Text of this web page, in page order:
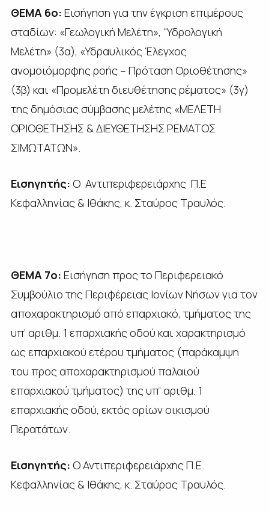
ΘΕΜΑ 6ο: Εισήγηση για την έγκριση επιμέρους
σταδίων: «Γεωλογική Μελέτη», “Υδρολογική
Μελέτη» (3α), «Υδραυλικός Έλεγχος
ανομοιόμορφης ροής – Πρόταση Οριοθέτησης»
(3β) και «Προμελέτη διευθέτησης ρέματος» (3γ)
της δημόσιας σύμβασης μελέτης «ΜΕΛΕΤΗ
ΟΡΙΟΘΕΤΗΣΗΣ & ΔΙΕΥΘΕΤΗΣΗΣ ΡΕΜΑΤΟΣ
ΣΙΜΩΤΑΤΩΝ».
Εισηγητής: Ο Αντιπεριφερειάρχης Π.Ε
Κεφαλληνίας & Ιθάκης, κ. Σταύρος Τραυλός.
ΘΕΜΑ 7ο: Εισήγηση προς το Περιφερειακό
Συμβούλιο της Περιφέρειας Ιονίων Νήσων για τον
αποχαρακτηρισμό από επαρχιακό, τμήματος της
υπ’ αριθμ. 1 επαρχιακής οδού και χαρακτηρισμό
ως επαρχιακού ετέρου τμήματος (παράκαμψη
του προς αποχαρακτηρισμού παλαιού
επαρχιακού τμήματος) της υπ’ αριθμ. 1
επαρχιακής οδού, εκτός ορίων οικισμού
Περατάτων.
Εισηγητής: Ο Αντιπεριφερειάρχης Π.Ε.
Κεφαλληνίας & Ιθάκης, κ. Σταύρος Τραυλός.